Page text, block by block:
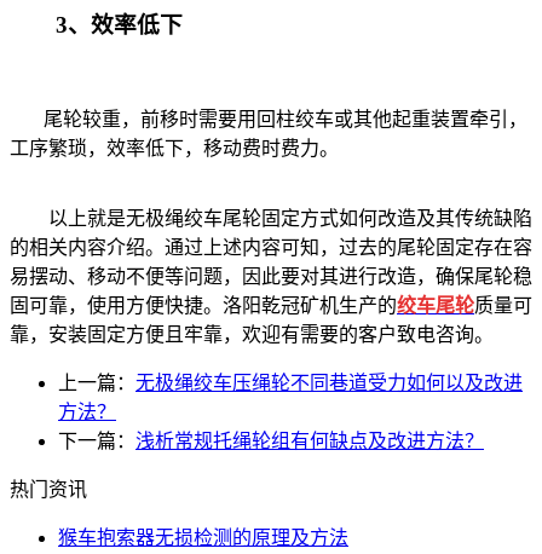
3、效率低下
尾轮较重，前移时需要用回柱绞车或其他起重装置牵引，
工序繁琐，效率低下，移动费时费力。
以上就是无极绳绞车尾轮固定方式如何改造及其传统缺陷
的相关内容介绍。通过上述内容可知，过去的尾轮固定存在容
易摆动、移动不便等问题，因此要对其进行改造，确保尾轮稳
固可靠，使用方便快捷。洛阳乾冠矿机生产的绞车尾轮质量可
靠，安装固定方便且牢靠，欢迎有需要的客户致电咨询。
上一篇： 无极绳绞车压绳轮不同巷道受力如何以及改进
方法？
下一篇： 浅析常规托绳轮组有何缺点及改进方法？
热门资讯
猴车抱索器无损检测的原理及方法